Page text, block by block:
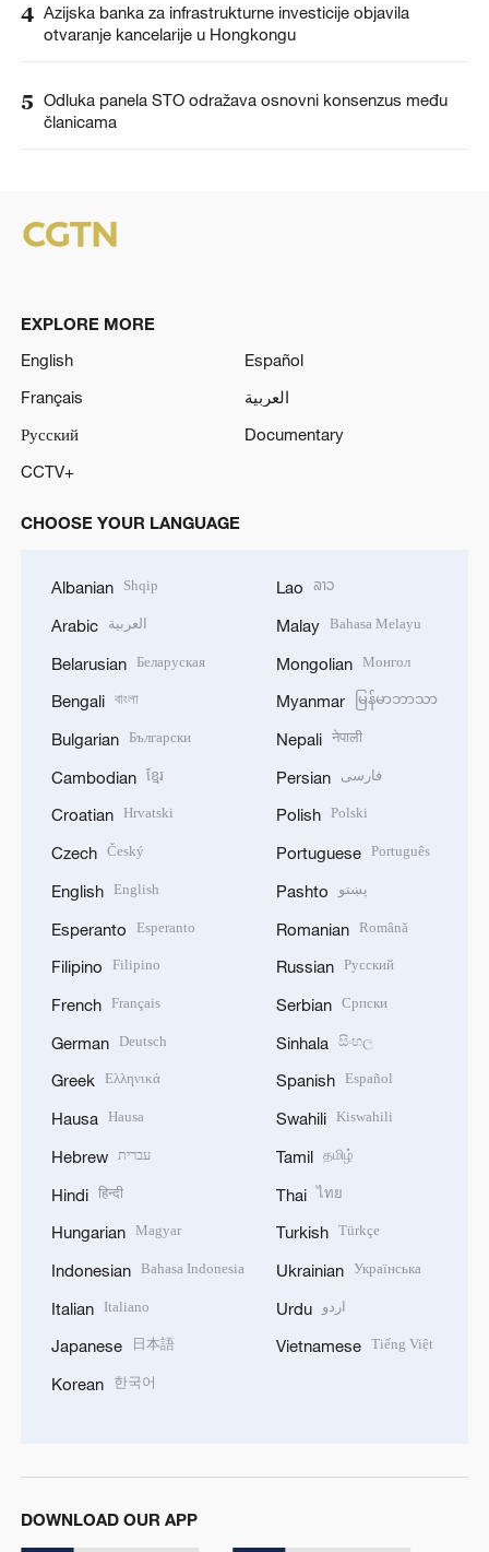
4 Azijska banka za infrastrukturne investicije objavila
otvaranje kancelarije u Hongkongu
5 Odluka panela STO odražava osnovni konsenzus među
članicama
EXPLORE MORE
English
Español
Français
العربية
Русский
Documentary
CCTV+
CHOOSE YOUR LANGUAGE
Albanian Shqip
Arabic العربية
Belarusian Беларуская
Bengali বাংলা
Bulgarian Български
Cambodian ខ្មែរ
Croatian Hrvatski
Czech Český
English English
Esperanto Esperanto
Filipino Filipino
French Français
German Deutsch
Greek Ελληνικά
Hausa Hausa
Hebrew עברית
Hindi हिन्दी
Hungarian Magyar
Indonesian Bahasa Indonesia
Italian Italiano
Japanese 日本語
Korean 한국어
Lao ລາວ
Malay Bahasa Melayu
Mongolian Монгол
Myanmar မြန်မာဘာသာ
Nepali नेपाली
Persian فارسی
Polish Polski
Portuguese Português
Pashto پښتو
Romanian Română
Russian Русский
Serbian Српски
Sinhala සිංහල
Spanish Español
Swahili Kiswahili
Tamil தமிழ்
Thai ไทย
Turkish Türkçe
Ukrainian Українська
Urdu اردو
Vietnamese Tiếng Việt
DOWNLOAD OUR APP